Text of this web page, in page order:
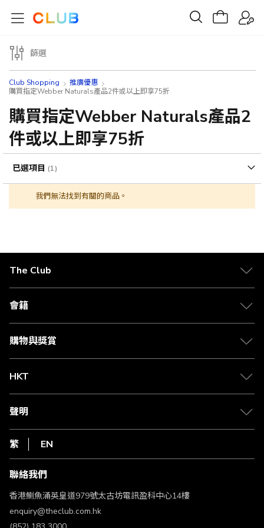
Club Shopping
推廣優惠
購買指定Webber Naturals產品2件或以上即享75折
購買指定Webber Naturals產品2
件或以上即享75折
我們無法找到有關的商品。
篩選
已選項目
The Club
關於 The Club
合作夥伴
媒體中心
會籍
會籍及專屬禮遇
賺取積分
購物與獎賞
物流與配送
Club Shopping 商品領取站
常見問題
HKT
csl.
1010
HKT
聲明
私隱聲明
使用條款
條款及細則
不歧視及不騷擾聲明
認可牌照及通告
繁 EN
聯絡我們
香港鰂魚涌英皇道979號太古坊電訊盈科中心14樓
enquiry@theclub.com.hk